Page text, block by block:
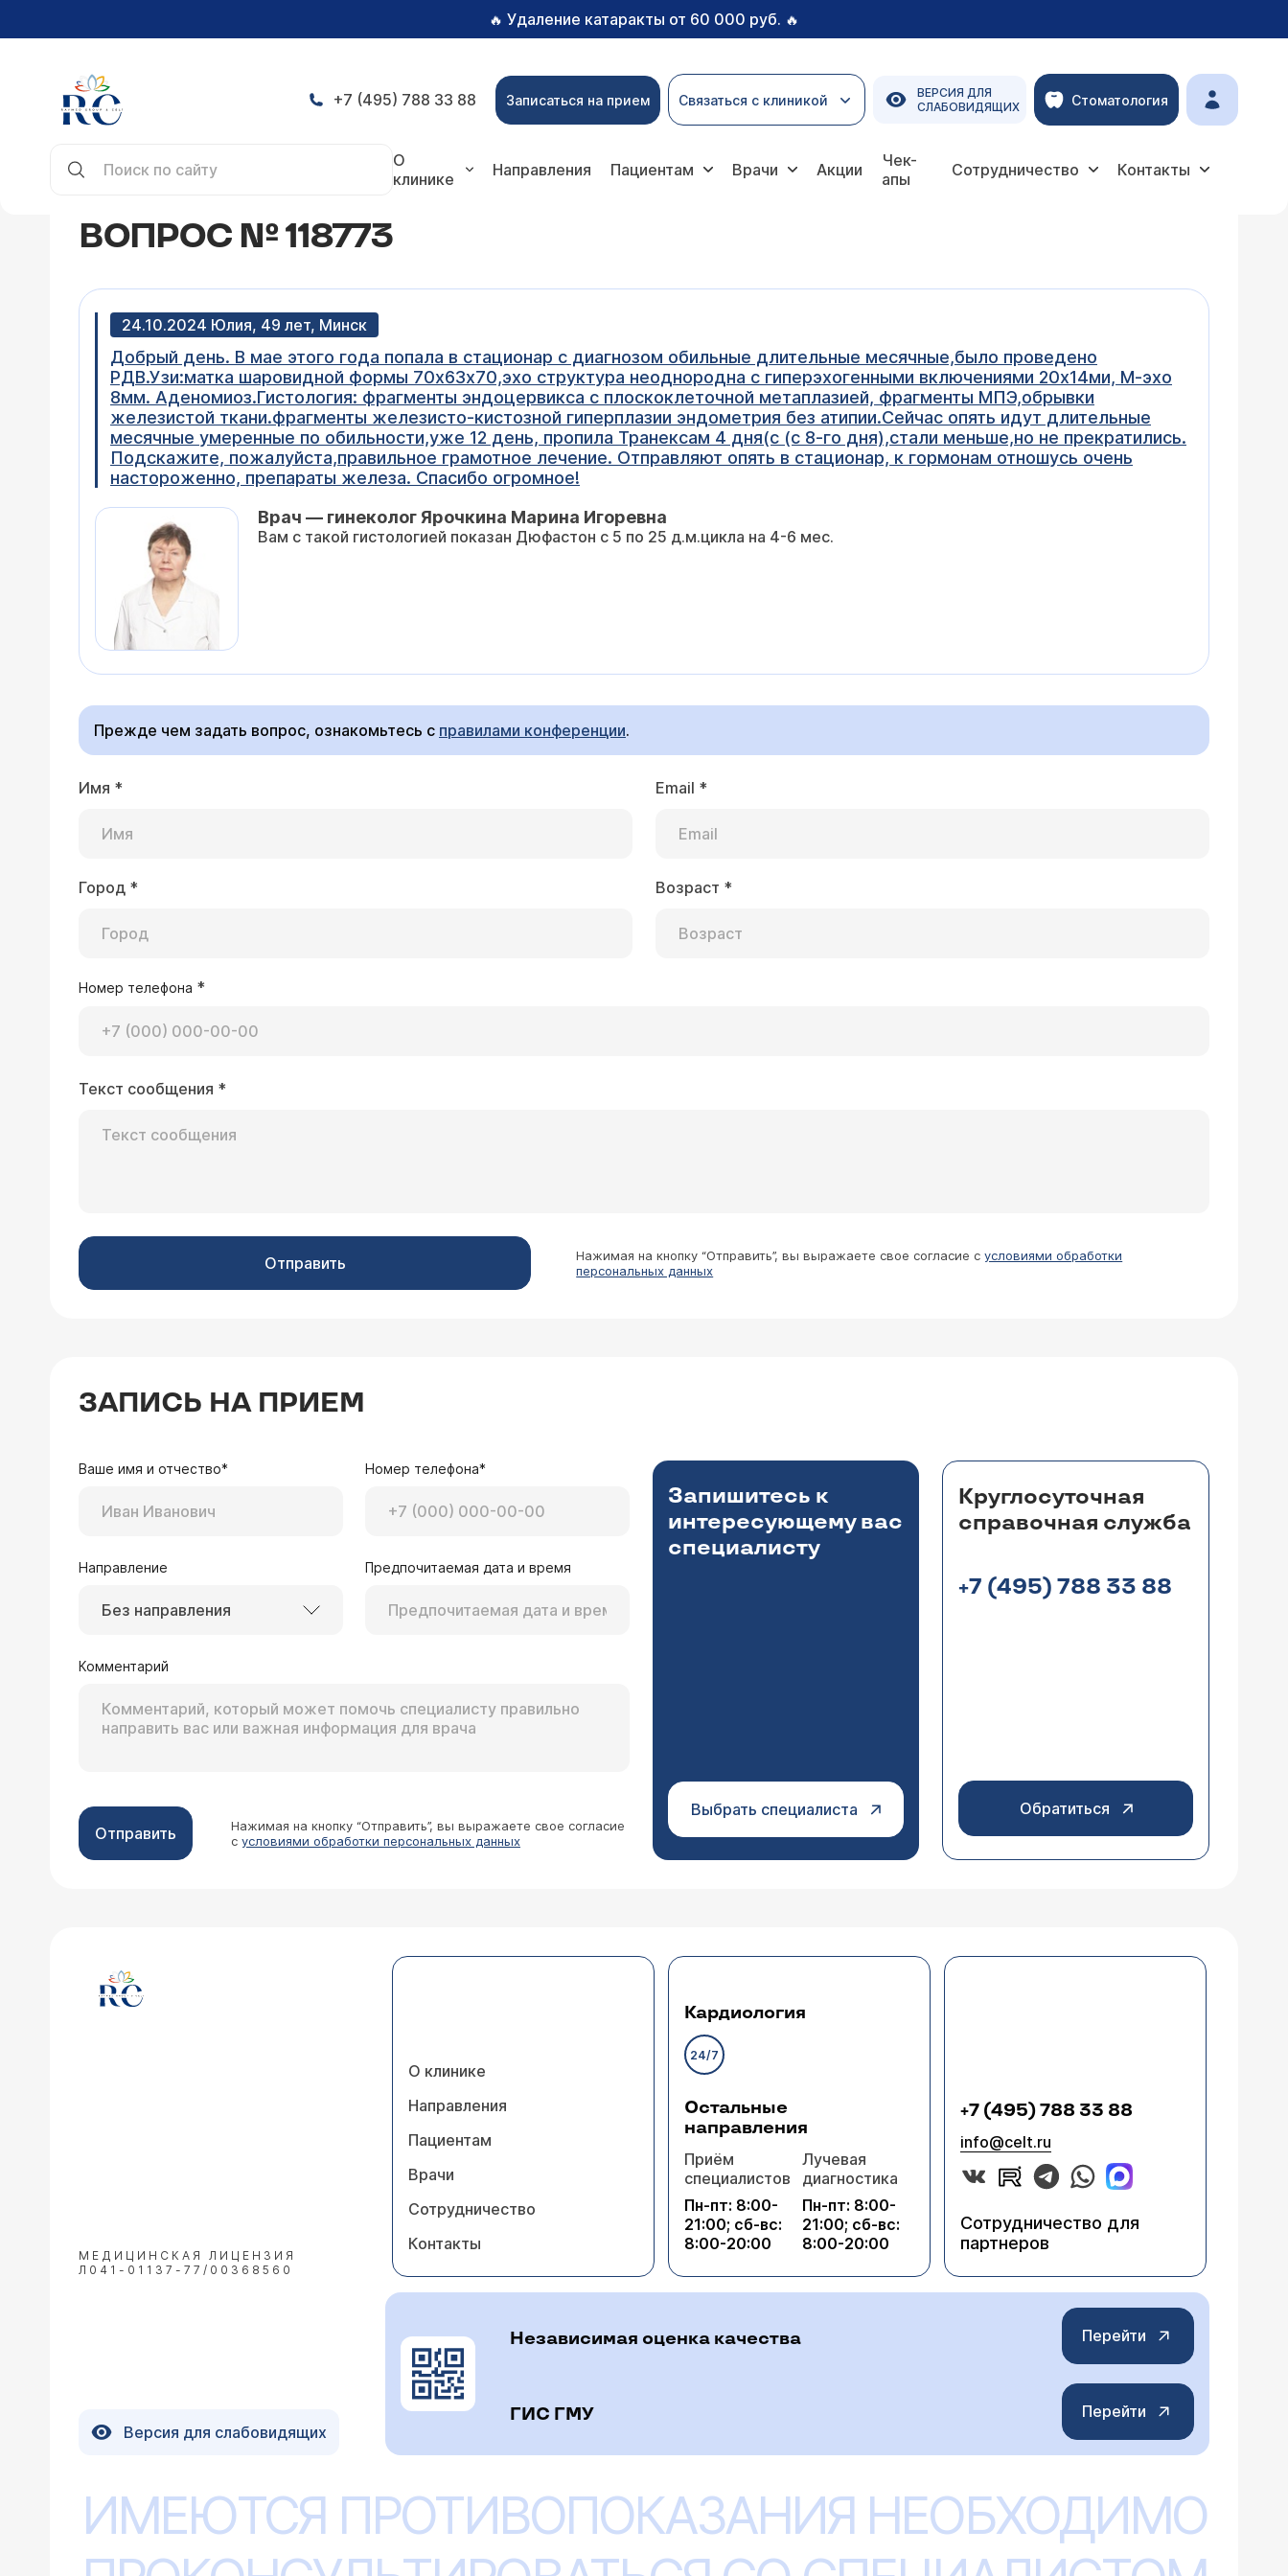
🔥 Удаление катаракты от 60 000 руб. 🔥
+7 (495) 788 33 88 Записаться на прием Связаться с клиникой
ВЕРСИЯ ДЛЯ
СЛАБОВИДЯЩИХ
Стоматология
О
клинике
Направления Пациентам Врачи Акции
Чек-
апы
Сотрудничество Контакты
ВОПРОС № 118773
24.10.2024 Юлия, 49 лет, Минск
Добрый день. В мае этого года попала в стационар с диагнозом обильные длительные месячные,было проведено
РДВ.Узи:матка шаровидной формы 70х63х70,эхо структура неоднородна с гиперэхогенными включениями 20х14ми, М-эхо
8мм. Аденомиоз.Гистология: фрагменты эндоцервикса с плоскоклеточной метаплазией, фрагменты МПЭ,обрывки
железистой ткани.фрагменты железисто-кистозной гиперплазии эндометрия без атипии.Сейчас опять идут длительные
месячные умеренные по обильности,уже 12 день, пропила Транексам 4 дня(с (с 8-го дня),стали меньше,но не прекратились.
Подскажите, пожалуйста,правильное грамотное лечение. Отправляют опять в стационар, к гормонам отношусь очень
настороженно, препараты железа. Спасибо огромное!
Врач — гинеколог Ярочкина Марина Игоревна
Вам с такой гистологией показан Дюфастон с 5 по 25 д.м.цикла на 4-6 мес.
Прежде чем задать вопрос, ознакомьтесь с правилами конференции.
Имя * Email *
Город * Возраст *
Номер телефона *
Текст сообщения *
Отправить Нажимая на кнопку “Отправить”, вы выражаете свое согласие сусловиями обработки
персональных данных
ЗАПИСЬ НА ПРИЕМ
Ваше имя и отчество* Номер телефона*
Направление
Без направления
Предпочитаемая дата и время
Комментарий
Отправить
Нажимая на кнопку “Отправить”, вы выражаете свое согласие
с условиями обработки персональных данных
Запишитесь к
интересующему вас
специалисту
Выбрать специалиста
Круглосуточная
справочная служба
+7 (495) 788 33 88
Обратиться
МЕДИЦИНСКАЯ ЛИЦЕНЗИЯ
Л041-01137-77/00368560
О клинике
Направления
Пациентам
Врачи
Сотрудничество
Контакты
Кардиология
24/7
Остальные
направления
Приём
специалистов
Пн-пт: 8:00-
21:00; сб-вс:
8:00-20:00
Лучевая
диагностика
Пн-пт: 8:00-
21:00; сб-вс:
8:00-20:00
+7 (495) 788 33 88
info@celt.ru
Сотрудничество для
партнеров
Версия для слабовидящих
Независимая оценка качества Перейти
ГИС ГМУ Перейти
ИМЕЮТСЯ ПРОТИВОПОКАЗАНИЯ НЕОБХОДИМО